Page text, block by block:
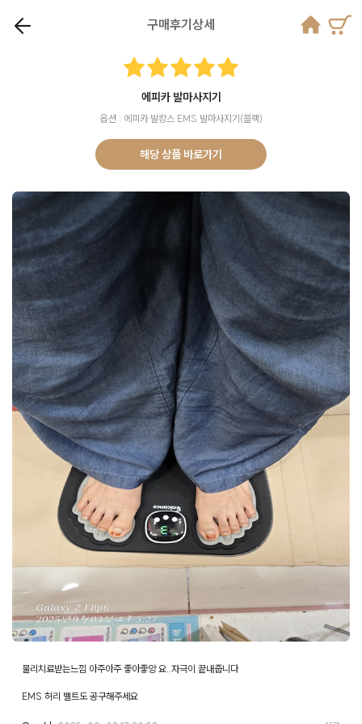
구매후기상세
에피카 발마사지기
옵션 : 에피카 발캉스 EMS 발마사지기(블랙)
해당 상품 바로가기
물리치료받는느낌 아주아주 좋아좋앙 요..자극이 끝내줍니다
EMS 허리 밸트도 공구해주세요